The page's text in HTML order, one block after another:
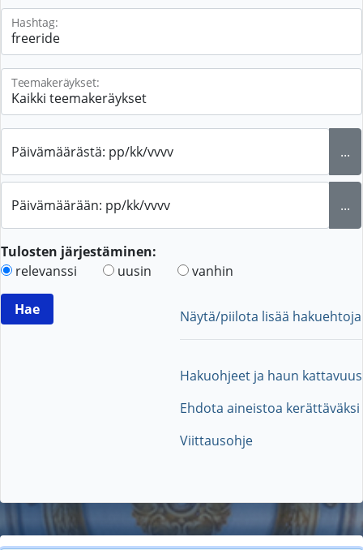
Hashtag:
Teemakeräykset:
Päivämäärästä: pp/kk/vvvv ...
Päivämäärään: pp/kk/vvvv ...
Tulosten järjestäminen:
relevanssi
uusin vanhin
Näytä/piilota lisää hakuehtoja
Hakuohjeet ja haun kattavuus
Ehdota aineistoa kerättäväksi
Viittausohje